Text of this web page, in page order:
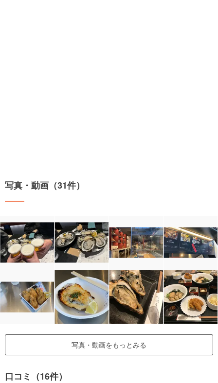
写真・動画（31件）
写真・動画をもっとみる
口コミ（16件）